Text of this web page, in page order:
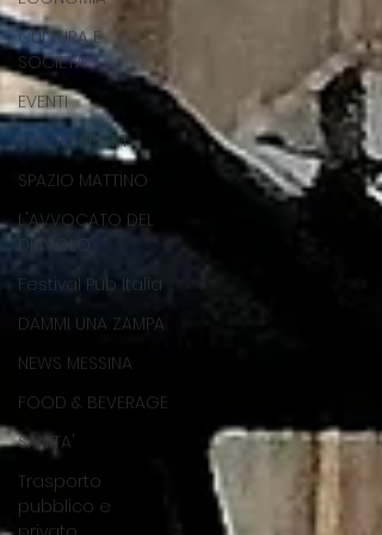
CULTURA E
SOCIETA'
EVENTI
SPAZIO SPORT
SPAZIO MATTINO
L'AVVOCATO DEL
DIAVOLO
Festival Pub Italia
DAMMI UNA ZAMPA
NEWS MESSINA
FOOD & BEVERAGE
SANITA'
Trasporto
pubblico e